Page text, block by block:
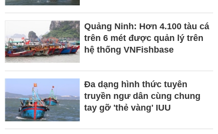
Quảng Ninh: Hơn 4.100 tàu cá
trên 6 mét được quản lý trên
hệ thống VNFishbase
Đa dạng hình thức tuyên
truyền ngư dân cùng chung
tay gỡ 'thẻ vàng' IUU